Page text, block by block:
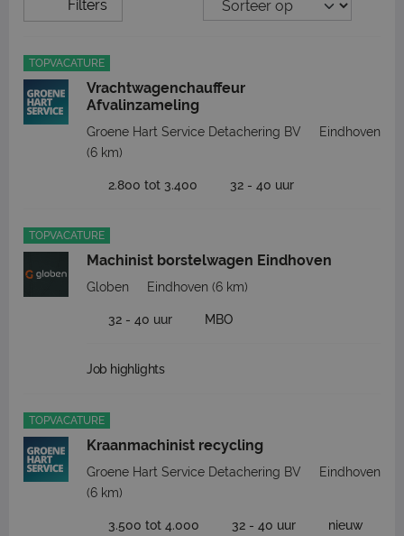
Filters
TOPVACATURE
Vrachtwagenchauffeur
Afvalinzameling
Groene Hart Service Detachering BV
Eindhoven
(6 km)
2.800 tot 3.400 32 - 40 uur
TOPVACATURE
Machinist borstelwagen Eindhoven
Globen Eindhoven (6 km)
32 - 40 uur MBO
Job highlights
TOPVACATURE
Kraanmachinist recycling
Groene Hart Service Detachering BV
Eindhoven
(6 km)
3.500 tot 4.000 32 - 40 uur nieuw